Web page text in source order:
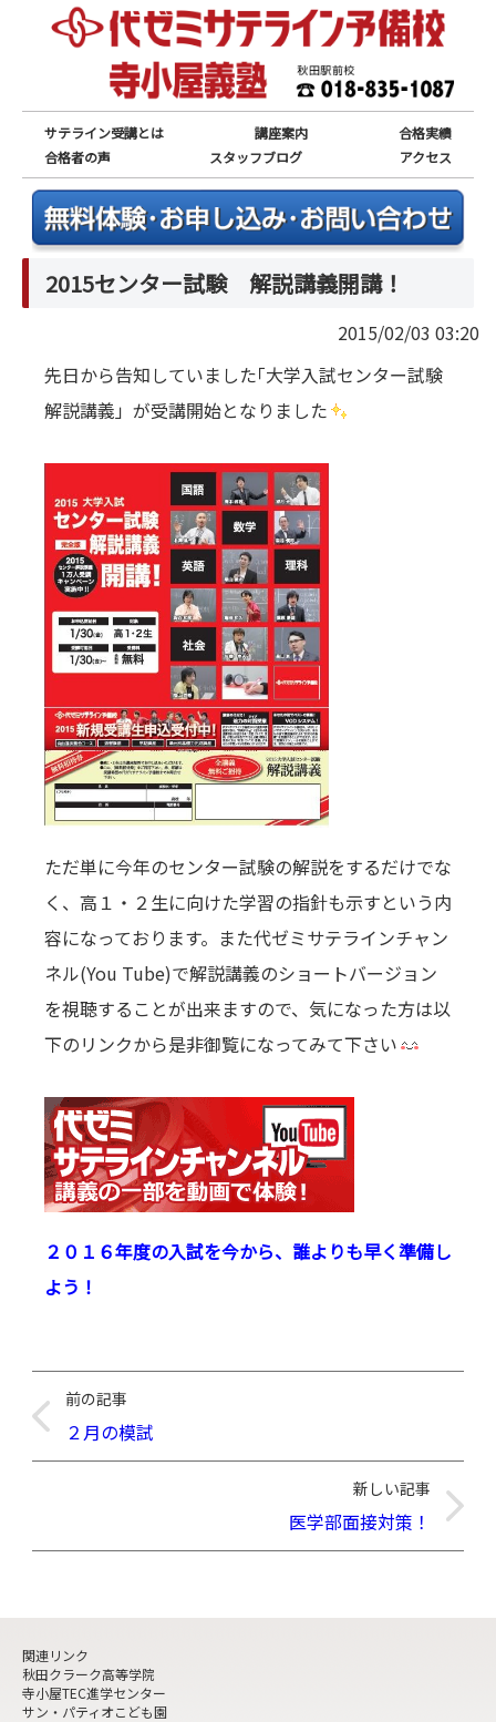
サテライン受講とは 講座案内
合格実績
合格者の声
スタッフブログ アクセス
2015センター試験 解説講義開講！
2015/02/03 03:20
先日から告知していました｢大学入試センター試験
解説講義」が受講開始となりました
ただ単に今年のセンター試験の解説をするだけでな
く、高１・２生に向けた学習の指針も示すという内
容になっております。また代ゼミサテラインチャン
ネル(You Tube)で解説講義のショートバージョン
を視聴することが出来ますので、気になった方は以
下のリンクから是非御覧になってみて下さい
２０１６年度の入試を今から、誰よりも早く準備し
よう！
前の記事
２月の模試
新しい記事
医学部面接対策！
関連リンク
秋田クラーク高等学院
寺小屋TEC進学センター
サン・パティオこども園